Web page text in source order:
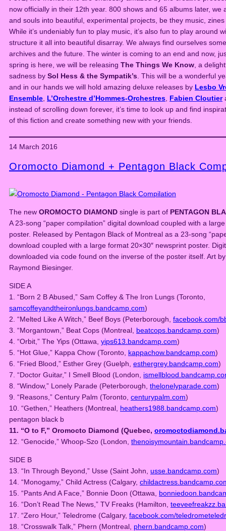
now officially in their 12th year. 800 shows and 65 albums later, we
and souls into beautiful, experimental projects, be they music,
While it’s undeniably fun to play music, it’s also fun to play around
structure it all into beautiful disarray. We always find ourselves
archives and the future. The winter is coming to an end and now,
spring is here, we will be releasing The Things We Know , a
sadness by Sol Hess & the Sympatik’s . This will be a wonderful
and in our hands we will hold amazing deluxe releases by Lesbo
Ensemble L’Orchestre d’Hommes-Orchestres Fabien Cloutier
instead of scrolling down forever, it’s time to look up and find
of this fiction and create something new with your friends.
14 March 2016
Oromocto Diamond + Pentagon Black
The new OROMOCTO DIAMOND single is part of PENTAGON
A 23-song “paper compilation” digital download coupled with a
poster. Released by Pentagon Black of Montreal as a 23-song
download coupled with a large format 20×30″ newsprint poster.
downloaded via code found on the inverse of the poster itself. Art
Raymond Biesinger.
SIDE A
1. “Born 2 B Abused,” Sam Coffey & The Iron Lungs (Toronto,
samcoffeyandtheironlungs.bandcamp.com)
2. “Melted Like A Witch,” Beef Boys (Peterborough, facebook.com/
3. “Morgantown,” Beat Cops (Montreal, beatcops.bandcamp.com)
4. “Orbit,” The Yips (Ottawa, yips613.bandcamp.com)
5. “Hot Glue,” Kappa Chow (Toronto, kappachow.bandcamp.com)
6. “Fried Blood,” Esther Grey (Guelph, esthergrey.bandcamp.com)
7. “Doctor Guitar,” I Smell Blood (London,
8. “Window,” Lonely Parade (Peterborough, thelonelyparade.com)
9. “Reasons,” Century Palm (Toronto, centurypalm.com)
10. “Gethen,” Heathers (Montreal, heathers1988.bandcamp.com)
pentagon black b
11. “O to F,” Oromocto Diamond (Quebec,
12. “Genocide,” Whoop-Szo (London,
SIDE B
13. “In Through Beyond,” Usse (Saint John, usse.bandcamp.com)
14. “Monogamy,” Child Actress (Calgary,
15. “Pants And A Face,” Bonnie Doon (Ottawa,
16. “Don’t Read The News,” TV Freaks (Hamilton,
17. “Zero Hour,” Teledrome (Calgary, facebook.com/
18. “Crosswalk Talk,” Phern (Montreal, phern.bandcamp.com)